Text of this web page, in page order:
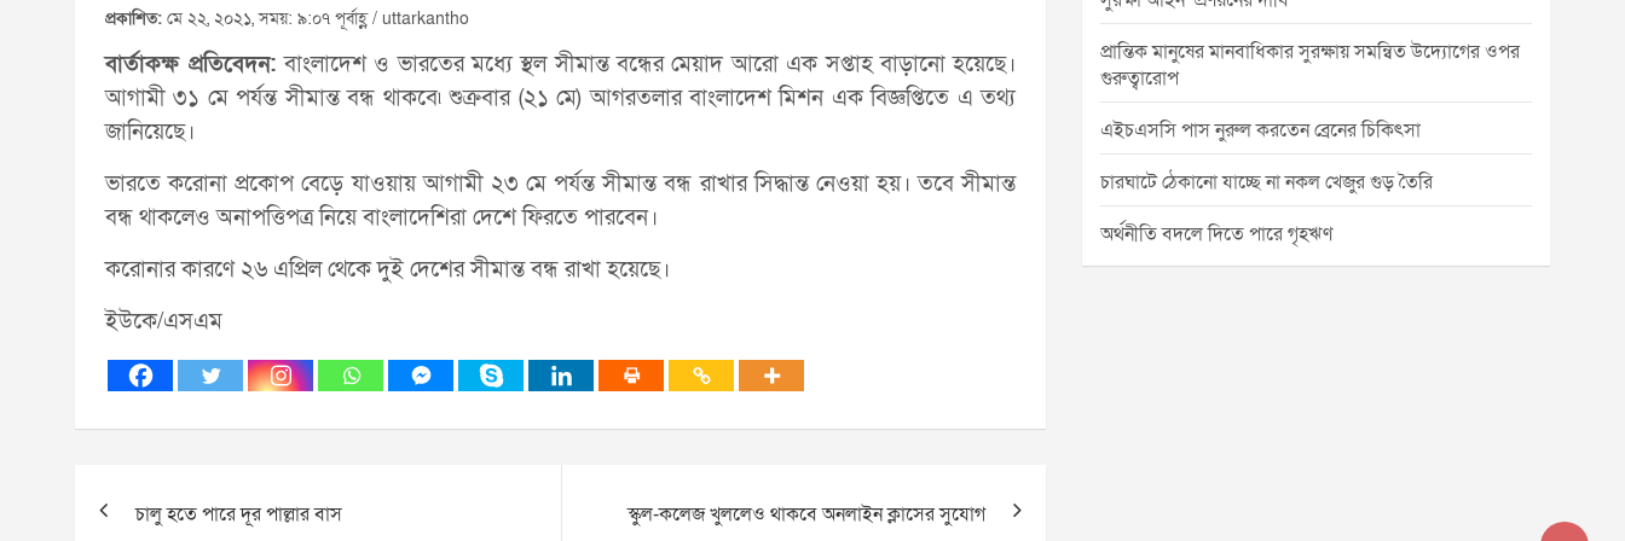
প্রকাশিত: মে ২২, ২০২১, সময়: ৯:০৭ পূর্বাহ্ণ / uttarkantho
বার্তাকক্ষ প্রতিবেদন: বাংলাদেশ ও ভারতের মধ্যে স্থল সীমান্ত বন্ধের মেয়াদ আরো এক সপ্তাহ বাড়ানো হয়েছে।
আগামী ৩১ মে পর্যন্ত সীমান্ত বন্ধ থাকবে৷ শুক্রবার (২১ মে) আগরতলার বাংলাদেশ মিশন এক বিজ্ঞপ্তিতে এ তথ্য
জানিয়েছে।
ভারতে করোনা প্রকোপ বেড়ে যাওয়ায় আগামী ২৩ মে পর্যন্ত সীমান্ত বন্ধ রাখার সিদ্ধান্ত নেওয়া হয়। তবে সীমান্ত
বন্ধ থাকলেও অনাপত্তিপত্র নিয়ে বাংলাদেশিরা দেশে ফিরতে পারবেন।
করোনার কারণে ২৬ এপ্রিল থেকে দুই দেশের সীমান্ত বন্ধ রাখা হয়েছে।
ইউকে/এসএম
চালু হতে পারে দূর পাল্লার বাস স্কুল-কলেজ খুললেও থাকবে অনলাইন ক্লাসের সুযোগ
প্রান্তিক মানুষের মানবাধিকার সুরক্ষায় সমন্বিত উদ্যোগের ওপর
গুরুত্বারোপ
এইচএসসি পাস নুরুল করতেন ব্রেনের চিকিৎসা
চারঘাটে ঠেকানো যাচ্ছে না নকল খেজুর গুড় তৈরি
অর্থনীতি বদলে দিতে পারে গৃহঋণ